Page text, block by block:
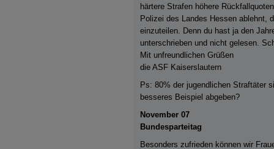
härtere Strafen höhere
Polizei des Landes Hessen ablehnt,
einzuteilen. Denn du hast ja den
unterschrieben und nicht gelesen.
Mit unfreundlichen Grüßen
die ASF Kaiserslautern
Ps: 80% der jugendlichen Straftäter
besseres Beispiel abgeben?
November 07
Bundesparteitag
Besonders zufrieden können wir